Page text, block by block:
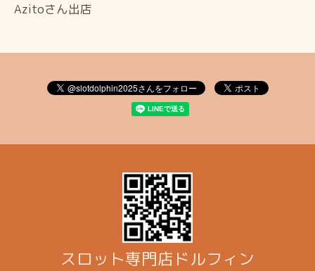
Azitoさん出店
スロット専門店ドルフィン